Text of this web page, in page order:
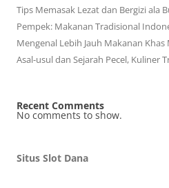
Tips Memasak Lezat dan Bergizi ala
Pempek: Makanan Tradisional
Mengenal Lebih Jauh Makanan
Asal-usul dan Sejarah Pecel, Kuliner
Recent Comments
No comments to show.
Situs Slot Dana